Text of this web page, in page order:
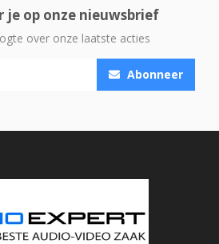
je op onze nieuwsbrief
over onze laatste acties
Abonneer